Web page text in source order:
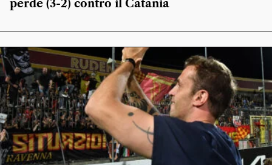
perde (3-2) contro il Catania